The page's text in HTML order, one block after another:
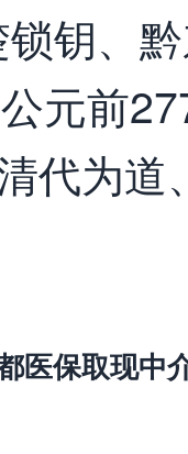
钥、
元前
代为
医保取现中